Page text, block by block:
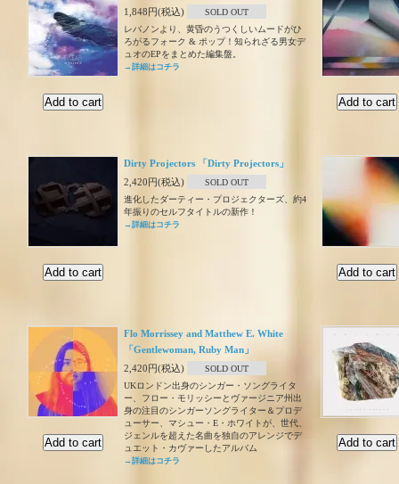
1,848円(税込)
SOLD OUT
レバノンより、黄昏のうつくしいムードがひ
ろがるフォーク & ポップ！知られざる男女デ
ュオのEPをまとめた編集盤。
→詳細はコチラ
Dirty Projectors 「Dirty Projectors」
2,420円(税込)
SOLD OUT
進化したダーティー・プロジェクターズ、約4
年振りのセルフタイトルの新作！
→詳細はコチラ
Flo Morrissey and Matthew E. White
「Gentlewoman, Ruby Man」
2,420円(税込)
SOLD OUT
UKロンドン出身のシンガー・ソングライタ
ー、フロー・モリッシーとヴァージニア州出
身の注目のシンガーソングライター＆プロデ
ューサー、マシュー・E・ホワイトが、世代、
ジェンルを超えた名曲を独自のアレンジでデ
ュエット・カヴァーしたアルバム
→詳細はコチラ